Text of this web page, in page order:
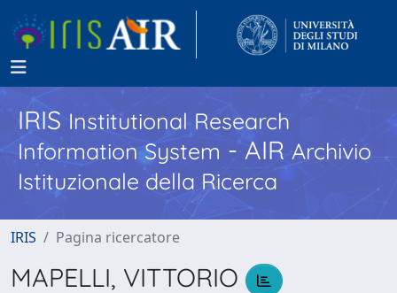
IRISInstitutional Research
Information System - AIR Archivio
Istituzionale della Ricerca
IRIS Pagina ricercatore
MAPELLI, VITTORIO